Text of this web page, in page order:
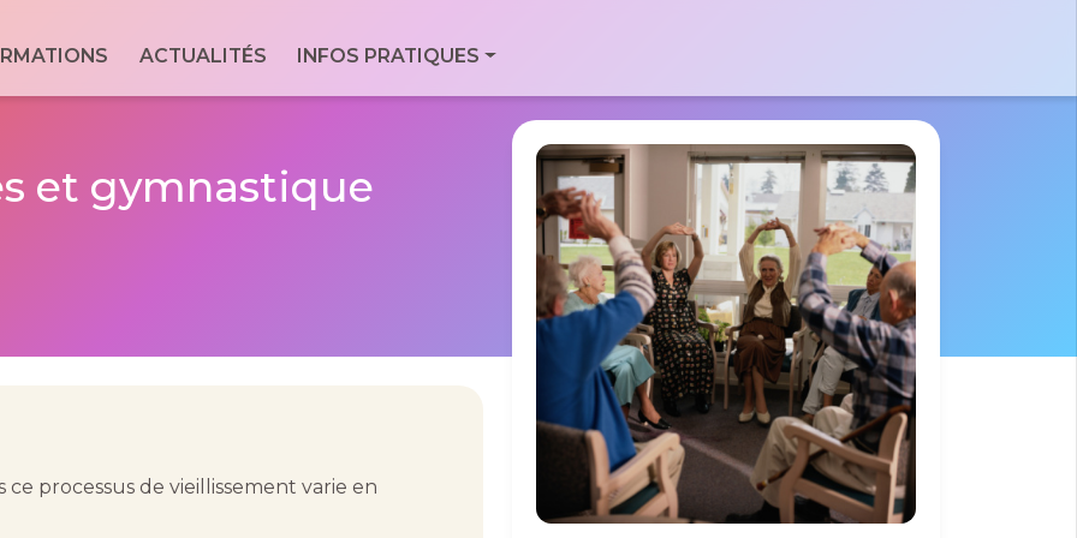
du
Formassad
9 Bd Pierre
Mendes France
77600 Bussy St
Georges
01 40 06 01 26
ACTUALITÉS INFOS PRATIQUES
et gymnastique
ce processus de vieillissement varie en